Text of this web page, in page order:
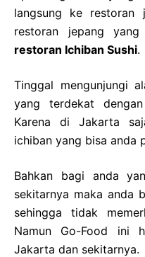
langsung ke restoran
restoran jepang
restoran Ichiban Sushi.
Tinggal mengunjungi
yang terdekat
Karena di Jakarta
ichiban yang bisa anda
Bahkan bagi anda
sekitarnya maka anda
sehingga tidak
Namun Go-Food ini
Jakarta dan sekitarnya.